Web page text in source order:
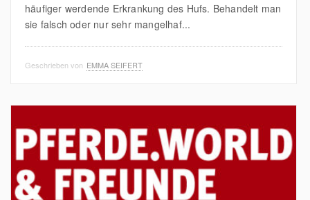
häufiger werdende Erkrankung des Hufs. Behandelt man
sie falsch oder nur sehr mangelhaf...
Geschrieben von EMMA SEIFERT